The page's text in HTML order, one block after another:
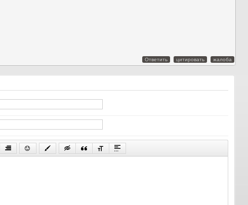
Ответить цитировать жалоба